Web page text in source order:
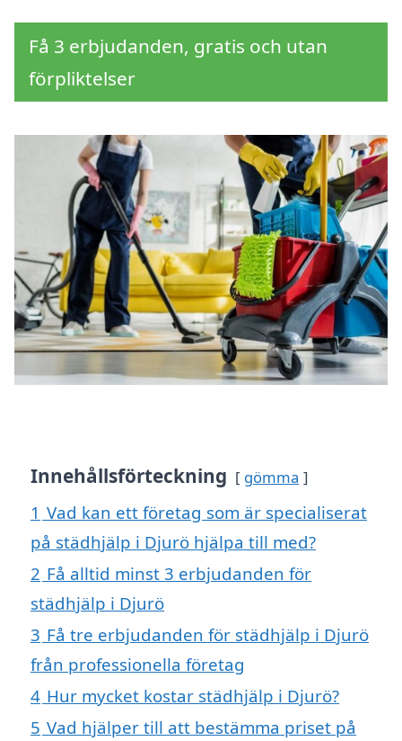
Få 3 erbjudanden, gratis och utan
förpliktelser
Innehållsförteckning gömma
1 Vad kan ett företag som är specialiserat
på städhjälp i Djurö hjälpa till med?
2 Få alltid minst 3 erbjudanden för
städhjälp i Djurö
3 Få tre erbjudanden för städhjälp i Djurö
från professionella företag
4 Hur mycket kostar städhjälp i Djurö?
5 Vad hjälper till att bestämma priset på